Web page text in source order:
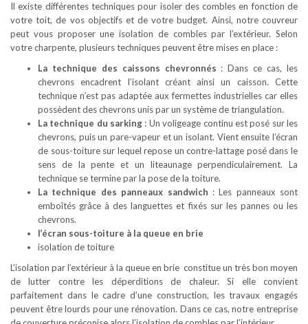
Il existe différentes techniques pour isoler des combles en fonction de
votre toit, de vos objectifs et de votre budget. Ainsi, notre couvreur
peut vous proposer une isolation de combles par l’extérieur. Selon
votre charpente, plusieurs techniques peuvent être mises en place :
La technique des caissons chevronnés : Dans ce cas, les
chevrons encadrent l’isolant créant ainsi un caisson. Cette
technique n’est pas adaptée aux fermettes industrielles car elles
possèdent des chevrons unis par un système de triangulation.
La technique du sarking : Un voligeage continu est posé sur les
chevrons, puis un pare-vapeur et un isolant. Vient ensuite l’écran
de sous-toiture sur lequel repose un contre-lattage posé dans le
sens de la pente et un liteaunage perpendiculairement. La
technique se termine par la pose de la toiture.
La technique des panneaux sandwich : Les panneaux sont
emboîtés grâce à des languettes et fixés sur les pannes ou les
chevrons.
l’écran sous-toiture à la queue en brie
isolation de toiture
L’isolation par l’extérieur à la queue en brie constitue un très bon moyen
de lutter contre les déperditions de chaleur. Si elle convient
parfaitement dans le cadre d’une construction, les travaux engagés
peuvent être lourds pour une rénovation. Dans ce cas, notre entreprise